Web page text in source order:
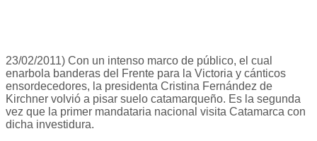
23/02/2011) Con un intenso marco de público, el cual
enarbola banderas del Frente para la Victoria y cánticos
ensordecedores, la presidenta Cristina Fernández de
Kirchner volvió a pisar suelo catamarqueño. Es la segunda
vez que la primer mandataria nacional visita Catamarca con
dicha investidura.